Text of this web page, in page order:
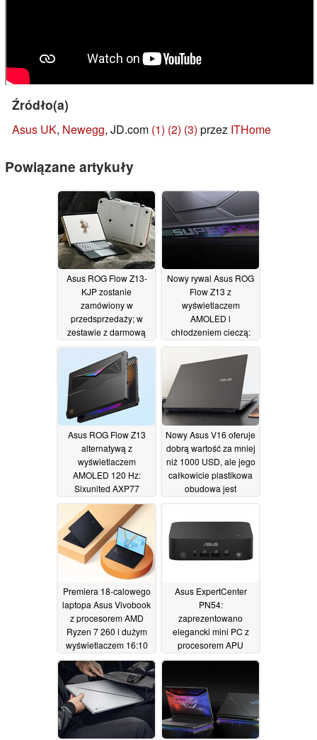
Źródło(a)
Asus UK, Newegg, JD.com (1) (2) (3) przez ITHome
Powiązane artykuły
Asus ROG Flow Z13-
KJP zostanie
zamówiony w
przedsprzedaży; w
zestawie z darmową
kopią Death Stranding
2 na PC15/02/2026
Nowy rywal Asus ROG
Flow Z13 z
wyświetlaczem
AMOLED i
chłodzeniem cieczą:
wkrótce z
potwierdzoną globalną
18/11/2025
Asus ROG Flow Z13
alternatywą z
wyświetlaczem
AMOLED 120 Hz:
Sixunited AXP77
debiutuje z AMD Strix
Halo
06/11/2025
Nowy Asus V16 oferuje
dobrą wartość za mniej
niż 1000 USD, ale jego
całkowicie plastikowa
obudowa jest
Premiera 18-calowego
laptopa Asus Vivobook
z procesorem AMD
Ryzen 7 260 i dużym
wyświetlaczem 16:10
07/03/2025
Asus ExpertCenter
PN54:
zaprezentowano
elegancki mini PC z
procesorem APU
Ryzen AI 7 350 i 64 GB